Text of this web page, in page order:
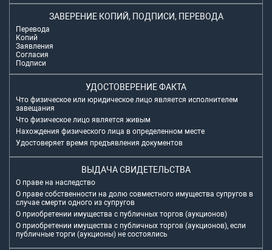
ЗАВЕРЕНИЕ КОПИЙ, ПОДПИСИ, ПЕРЕВОДА
Перевода
Копий
Заявления
Согласия
Подписи
УДОСТОВЕРЕНИЕ ФАКТА
Что физическое или юридическое лицо является исполнителем
завещания
Что физическое лицо является живым
Нахождения физического лица в определенном месте
Удостоверяет время предъявления документов
ВЫДАЧА СВИДЕТЕЛЬСТВА
О праве на наследство
О праве собственности на долю совместного имущества супругов в
случае смерти одного из супругов
О приобретении имущества с публичных торгов (аукционов)
О приобретении имущества с публичных торгов (аукционов), если
публичные торги (аукционы) не состоялись